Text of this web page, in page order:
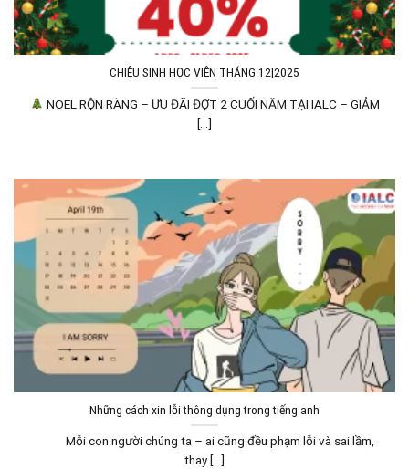
CHIÊU SINH HỌC VIÊN THÁNG 12|2025
NOEL RỘN RÀNG – ƯU ĐÃI ĐỢT 2 CUỐI NĂM TẠI IALC – GIẢM
[...]
Những cách xin lỗi thông dụng trong tiếng anh
Mỗi con người chúng ta – ai cũng đều phạm lỗi và sai lầm,
thay [...]